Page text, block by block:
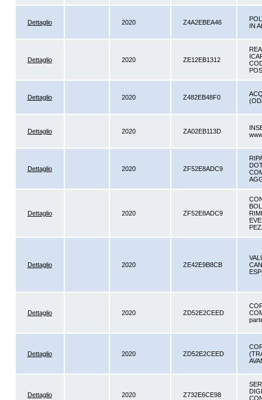
Dettaglio 2020 Z4A2EBEA46
IN
Dettaglio 2020 ZE12EB1312
Dettaglio 2020 Z482EB48F0
Dettaglio 2020 ZA02EB113D
Dettaglio 2020 ZF52E8ADC9
Dettaglio 2020 ZF52E8ADC9
Dettaglio 2020 ZE42E9B8CB
Dettaglio 2020 ZD52E2CEED
Dettaglio 2020 ZD52E2CEED
Dettaglio 2020 Z732E6CE98